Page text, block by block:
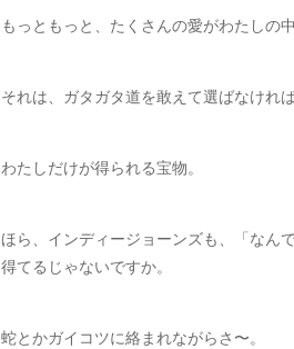
もっともっと、たくさんの愛がわたしの
それは、ガタガタ道を敢えて選ばなけれ
わたしだけが得られる宝物。
ほら、インディージョーンズも、「なん
得てるじゃないですか。
蛇とかガイコツに絡まれながらさ〜。